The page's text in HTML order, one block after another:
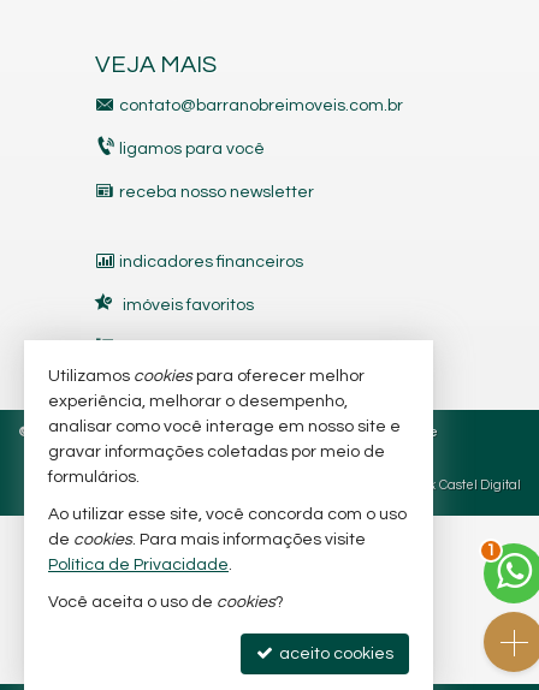
VEJA MAIS
contato@barranobreimoveis.com.br
ligamos para você
receba nosso newsletter
indicadores financeiros
imóveis favoritos
© 2026 CRECI/SC 6.566-J e 7.318-J Política de Privacidade
Site para imobiliárias: Castel Digital
2
Utilizamos cookiespara oferecer melhor
experiência, melhorar o desempenho,
analisar como você interage em nosso site e
gravar informações coletadas por meio de
formulários.
Ao utilizar esse site, você concorda com o uso
de cookies. Para mais informações visite
Política de Privacidade.
Você aceita o uso de cookies?
aceito cookies